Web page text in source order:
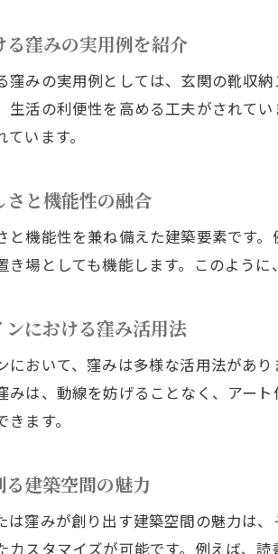
る窪みの実用例を紹介
窪みの実用例としては、玄関の靴収
生活の利便性を高める工夫がされて
います。
さと機能性の融合
と機能性を兼ね備えた建築要素です
き場としても機能します。このよう
ンにおける窪み活用法
において、窪みは多様な活用法があ
みは、動線を妨げることなく、アー
ます。
る建築空間の魅力
は窪みが創り出す建築空間の魅力は
カスタマイズが可能です。例えば、